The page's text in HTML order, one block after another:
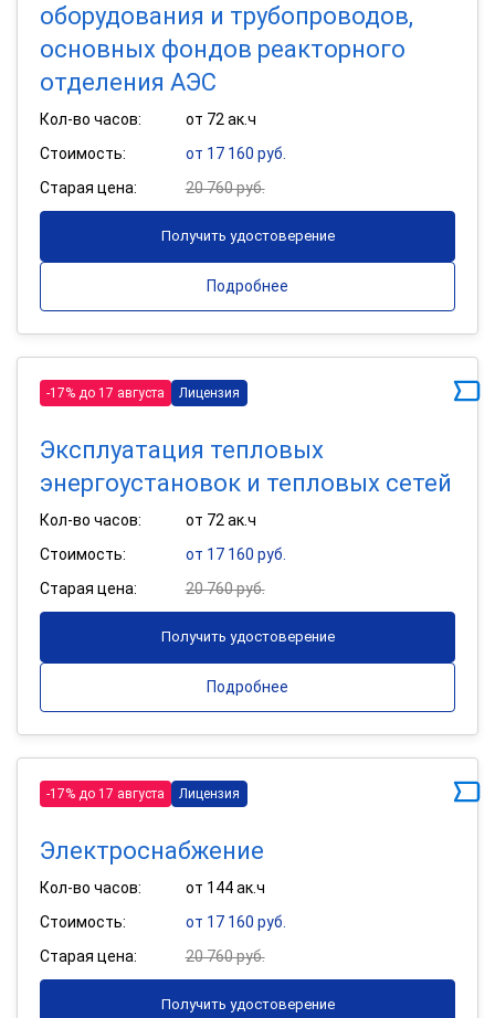
оборудования и трубопроводов,
основных фондов реакторного
отделения АЭС
Кол-во часов:
от 72 ак.ч
Стоимость:
от 17 160 руб.
Старая цена:
20 760 руб.
Получить удостоверение
Подробнее
-17% до 17 августа Лицензия
Эксплуатация тепловых
энергоустановок и тепловых сетей
Кол-во часов:
от 72 ак.ч
Стоимость:
от 17 160 руб.
Старая цена:
20 760 руб.
Получить удостоверение
Подробнее
-17% до 17 августа Лицензия
Электроснабжение
Кол-во часов:
от 144 ак.ч
Стоимость:
от 17 160 руб.
Старая цена:
20 760 руб.
Получить удостоверение